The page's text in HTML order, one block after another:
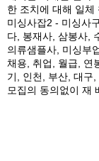
한 조치에 대해 일체
미싱사잡2 - 미싱사
다, 봉재사, 삼봉사,
의류샘플사, 미싱부
채용, 취업, 월급, 연
기, 인천, 부산, 대구
모집의 동의없이 재